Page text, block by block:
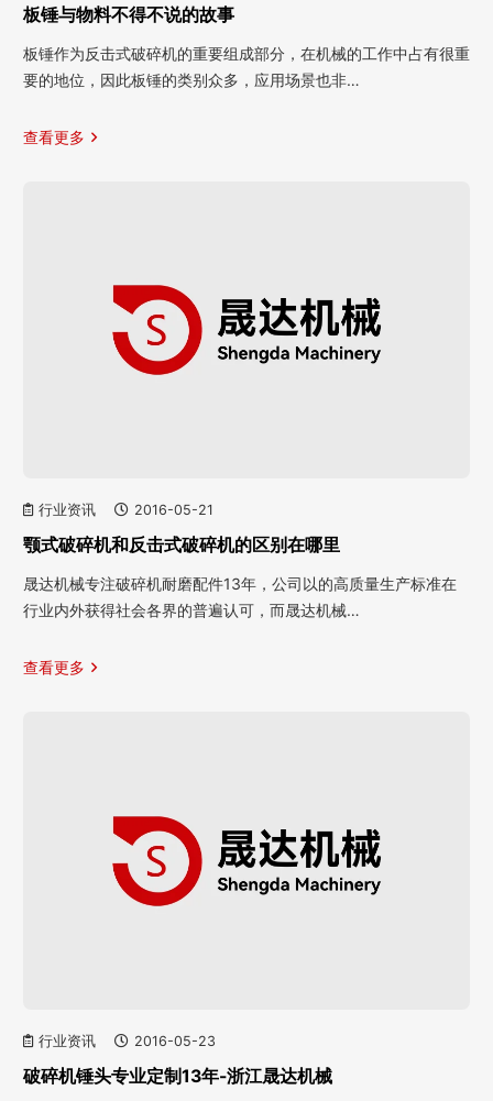
板锤与物料不得不说的故事
板锤作为反击式破碎机的重要组成部分，在机械的工作中占有很重
要的地位，因此板锤的类别众多，应用场景也非…
查看更多
行业资讯 2016-05-21
颚式破碎机和反击式破碎机的区别在哪里
晟达机械专注破碎机耐磨配件13年，公司以的高质量生产标准在
行业内外获得社会各界的普遍认可，而晟达机械…
查看更多
行业资讯 2016-05-23
破碎机锤头专业定制13年-浙江晟达机械